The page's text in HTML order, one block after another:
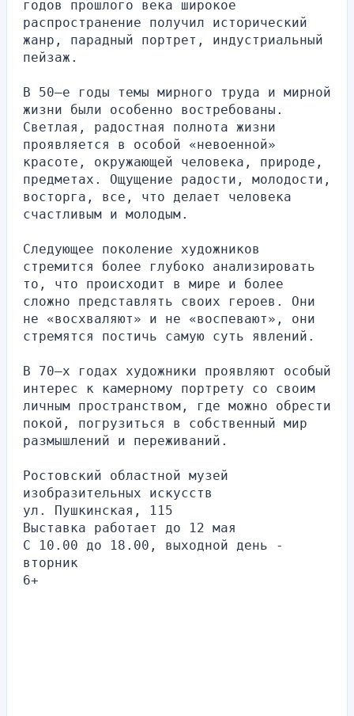
годов прошлого века широкое
распространение получил исторический
жанр, парадный портрет, индустриальный
пейзаж.
В 50–е годы темы мирного труда и мирной
жизни были особенно востребованы.
Светлая, радостная полнота жизни
проявляется в особой «невоенной»
красоте, окружающей человека, природе,
предметах. Ощущение радости, молодости,
восторга, все, что делает человека
счастливым и молодым.
Следующее поколение художников
стремится более глубоко анализировать
то, что происходит в мире и более
сложно представлять своих героев. Они
не «восхваляют» и не «воспевают», они
стремятся постичь самую суть явлений.
В 70–х годах художники проявляют особый
интерес к камерному портрету со своим
личным пространством, где можно обрести
покой, погрузиться в собственный мир
размышлений и переживаний.
Ростовский областной музей
изобразительных искусств
ул. Пушкинская, 115
Выставка работает до 12 мая
C 10.00 до 18.00, выходной день -
вторник
6+